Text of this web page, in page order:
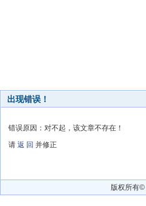
出现错误！
错误原因：对不起，该文章不存在！
请 返 回 并修正
版权所有©